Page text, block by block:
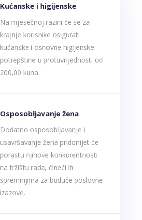
Kućanske i higijenske
Na mjesečnoj razini će se za
krajnje korisnike osigurati
kućanske i osnovne higijenske
potrepštine u protuvrijednosti od
200,00 kuna.
Osposobljavanje žena
Dodatno osposobljavanje i
usavršavanje žena pridonijet će
porastu njihove konkurentnosti
na tržištu rada, čineći ih
spremnijima za buduće poslovne
izazove.